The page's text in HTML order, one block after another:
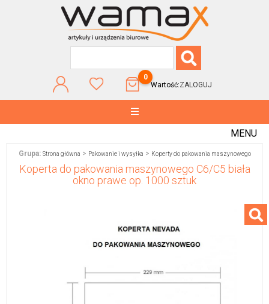
0
Wartość:ZALOGUJ
MENU
Grupa: Strona główna > Pakowanie i wysyłka > Koperty do pakowania maszynowego
Koperta do pakowania maszynowego C6/C5 biała
okno prawe op. 1000 sztuk